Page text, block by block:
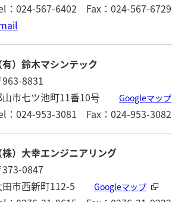
：024-567-6402 Fax：024-567-6729
有）鈴木マシンテック
963-8831
山市七ツ池町11番10号
Googleマップ
：024-953-3081 Fax：024-953-3082
株）大幸エンジニアリング
373-0847
田市西新町112-5
Googleマップ